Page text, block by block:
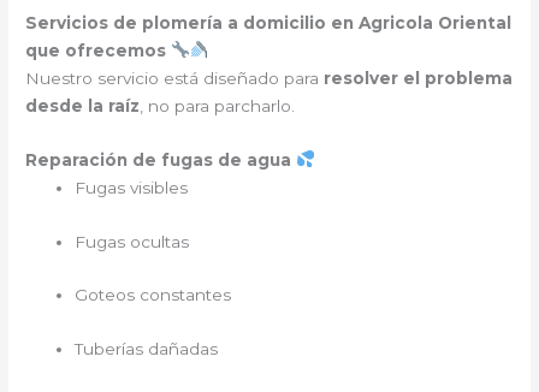
Servicios de plomería a domicilio en Agricola Oriental
que ofrecemos
Nuestro servicio está diseñado para resolver el problema
desde la raíz , no para parcharlo.
Reparación de fugas de agua
Fugas visibles
Fugas ocultas
Goteos constantes
Tuberías dañadas